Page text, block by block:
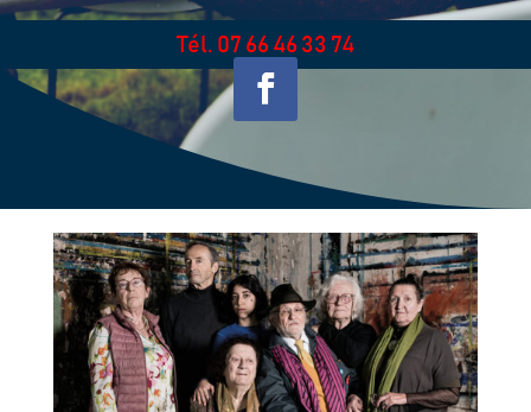
Tél. 07 66 46 33 74
;